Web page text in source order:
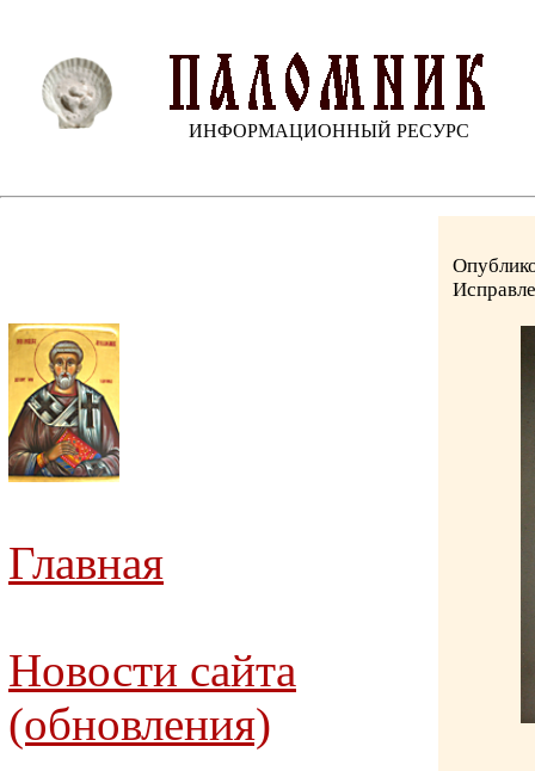
ИНФОРМАЦИОННЫЙ РЕСУРС
Главная
Новости сайта
(обновления)